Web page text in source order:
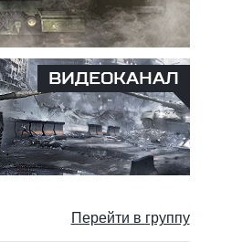
ВИДЕОКАНАЛ
Перейти в группу